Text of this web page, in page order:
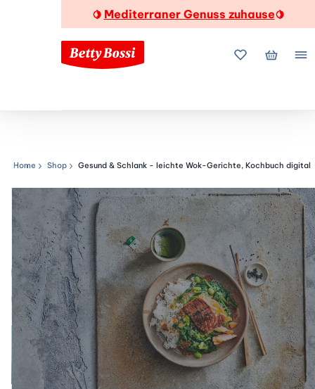
🍋 Mediterraner Genuss zuhause🍋
MeineMein
Navigationspfad
Home Shop Gesund & Schlank - leichte Wok-Gerichte, Kochbuch digital